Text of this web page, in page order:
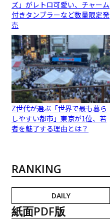
ズ」がレトロ可愛い、チャーム
付きタンブラーなど数量限定発
売
Z世代が選ぶ「世界で最も暮ら
しやすい都市」東京が1位、若
者を魅了する理由とは？
RANKING
DAILY
紙面PDF版